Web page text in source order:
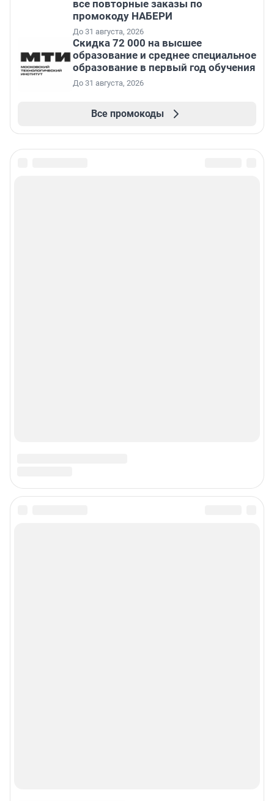
все повторные заказы по
промокоду НАБЕРИ
До 31 августа, 2026
Скидка 72 000 на высшее
образование и среднее специальное
образование в первый год обучения
До 31 августа, 2026
Все промокоды